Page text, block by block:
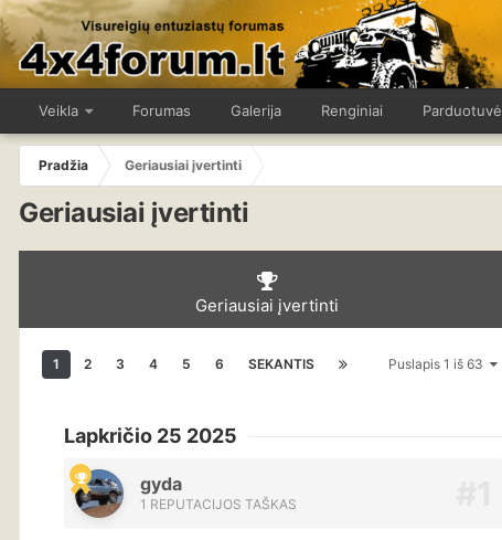
Veikla Forumas Galerija Renginiai Parduotuvė
Pradžia Geriausiai įvertinti
Geriausiai įvertinti
Geriausiai įvertinti
1 2 3 4 5 6 SEKANTIS Puslapis 1 iš 63
Lapkričio 25 2025
gyda
1 REPUTACIJOS TAŠKAS